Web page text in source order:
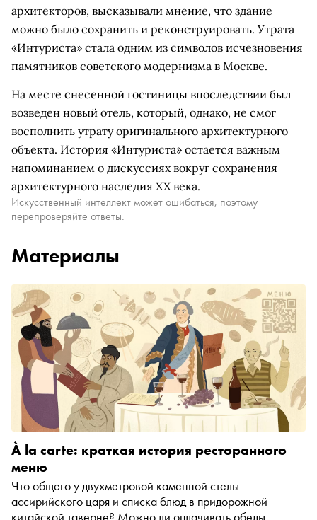
архитекторов, высказывали мнение, что здание
можно было сохранить и реконструировать. Утрата
«Интуриста» стала одним из символов исчезновения
памятников советского модернизма в Москве.
На месте снесенной гостиницы впоследствии был
возведен новый отель, который, однако, не смог
восполнить утрату оригинального архитектурного
объекта. История «Интуриста» остается важным
напоминанием о дискуссиях вокруг сохранения
архитектурного наследия XX века.
Искусственный интеллект может ошибаться, поэтому
перепроверяйте ответы.
Материалы
À la carte: краткая история ресторанного
меню
Что общего у двухметровой каменной стелы
ассирийского царя и списка блюд в придорожной